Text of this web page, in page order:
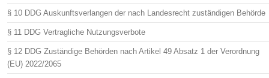
§ 10 DDG Auskunftsverlangen der nach Landesrecht zuständigen Behörde
§ 11 DDG Vertragliche Nutzungsverbote
§ 12 DDG Zuständige Behörden nach Artikel 49 Absatz 1 der Verordnung
(EU) 2022/2065